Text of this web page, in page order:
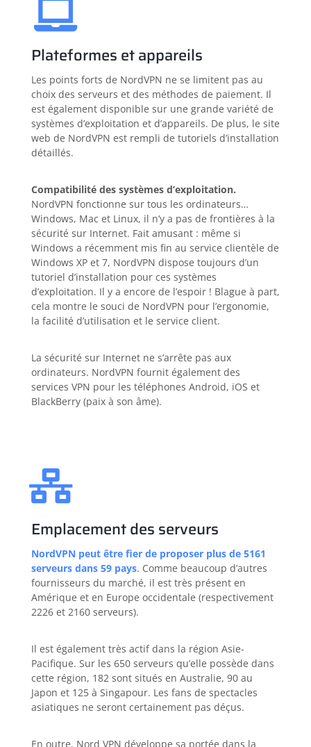
Emplacement des serveurs
NordVPN peut être fier de proposer plus de 5161
serveurs dans 59 pays. Comme beaucoup d’autres
fournisseurs du marché, il est très présent en
Amérique et en Europe occidentale (respectivement
2226 et 2160 serveurs).
Il est également très actif dans la région Asie-
Pacifique. Sur les 650 serveurs qu’elle possède dans
cette région, 182 sont situés en Australie, 90 au
Japon et 125 à Singapour. Les fans de spectacles
asiatiques ne seront certainement pas déçus.
En outre, Nord VPN développe sa portée dans la
Plateformes et appareils
Les points forts de NordVPN ne se limitent pas au
choix des serveurs et des méthodes de paiement. Il
est également disponible sur une grande variété de
systèmes d’exploitation et d’appareils. De plus, le site
web de NordVPN est rempli de tutoriels d’installation
détaillés.
Compatibilité des systèmes d’exploitation.
NordVPN fonctionne sur tous les ordinateurs…
Windows, Mac et Linux, il n’y a pas de frontières à la
sécurité sur Internet. Fait amusant : même si
Windows a récemment mis fin au service clientèle de
Windows XP et 7, NordVPN dispose toujours d’un
tutoriel d’installation pour ces systèmes
d’exploitation. Il y a encore de l’espoir ! Blague à part,
cela montre le souci de NordVPN pour l’ergonomie,
la facilité d’utilisation et le service client.
La sécurité sur Internet ne s’arrête pas aux
ordinateurs. NordVPN fournit également des
services VPN pour les téléphones Android, iOS et
BlackBerry (paix à son âme).